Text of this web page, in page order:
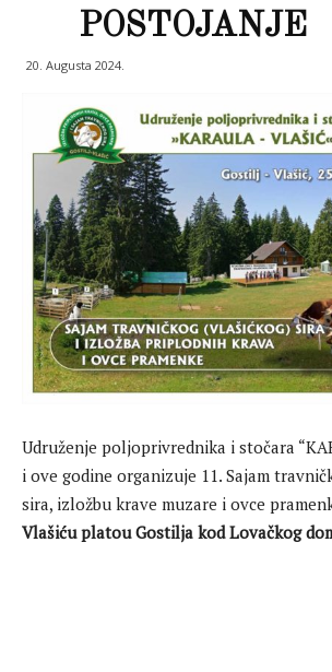
POSTOJANJE
20. Augusta 2024.
Udruženje poljoprivrednika i stočara
i ove godine organizuje 11. Sajam
sira, izložbu krave muzare i ovce
Vlašiću platou Gostilja kod Lovačkog